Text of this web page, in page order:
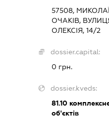
57508,
ОЧАКІВ,
ОЛЕКСІЯ, 14/2
dossier.capital:
0 грн.
dossier.kveds:
81.10
об'єктів